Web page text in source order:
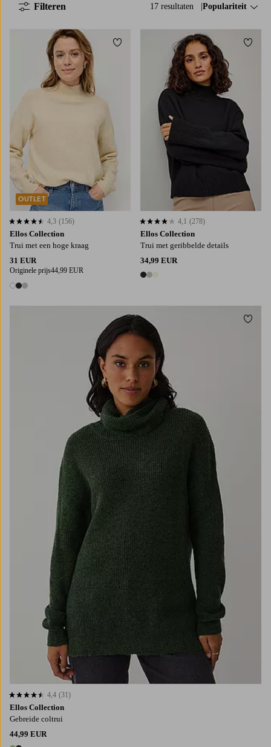
17 resultaten Sorteer op:
Populariteit
Filteren
Ellos Collection
Gebreide coltrui
44,99 EUR
4,4 op basis van 31 beoordelingen
4,4 (31)
Ellos Collection
Trui met een hoge kraag
31 EUR
Originele prijs44,99 EUR
3 kleuren
4,3 op basis van 156 beoordelingen
4,3 (156)
OUTLET
Toevoegen aan favorieten
42/44 46/48
Ellos Collection
Trui met geribbelde details
34,99 EUR
3 kleuren
4,1 op basis van 278 beoordelingen
4,1 (278)
XL